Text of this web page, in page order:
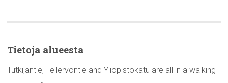
Tietoja alueesta
Tutkijantie, Tellervontie and Yliopistokatu are all in a walking